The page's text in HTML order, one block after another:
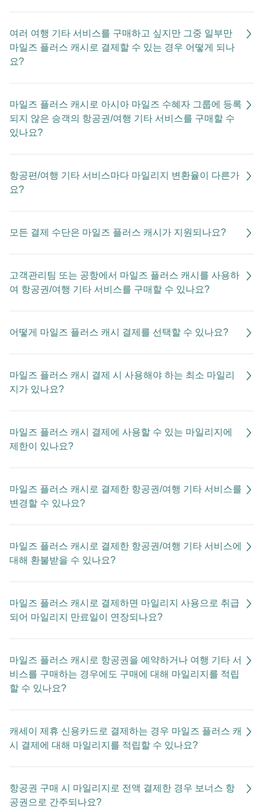
여러 여행 기타 서비스를 구매하고 싶지만 그중 일부만
마일즈 플러스 캐시로 결제할 수 있는 경우 어떻게 되나
요?
마일즈 플러스 캐시로 아시아 마일즈 수혜자 그룹에 등록
되지 않은 승객의 항공권/여행 기타 서비스를 구매할 수
있나요?
항공편/여행 기타 서비스마다 마일리지 변환율이 다른가
요?
모든 결제 수단은 마일즈 플러스 캐시가 지원되나요?
고객관리팀 또는 공항에서 마일즈 플러스 캐시를 사용하
여 항공권/여행 기타 서비스를 구매할 수 있나요?
어떻게 마일즈 플러스 캐시 결제를 선택할 수 있나요?
마일즈 플러스 캐시 결제 시 사용해야 하는 최소 마일리
지가 있나요?
마일즈 플러스 캐시 결제에 사용할 수 있는 마일리지에
제한이 있나요?
마일즈 플러스 캐시로 결제한 항공권/여행 기타 서비스를
변경할 수 있나요?
마일즈 플러스 캐시로 결제한 항공권/여행 기타 서비스에
대해 환불받을 수 있나요?
마일즈 플러스 캐시로 결제하면 마일리지 사용으로 취급
되어 마일리지 만료일이 연장되나요?
마일즈 플러스 캐시로 항공권을 예약하거나 여행 기타 서
비스를 구매하는 경우에도 구매에 대해 마일리지를 적립
할 수 있나요?
캐세이 제휴 신용카드로 결제하는 경우 마일즈 플러스 캐
시 결제에 대해 마일리지를 적립할 수 있나요?
항공권 구매 시 마일리지로 전액 결제한 경우 보너스 항
공권으로 간주되나요?